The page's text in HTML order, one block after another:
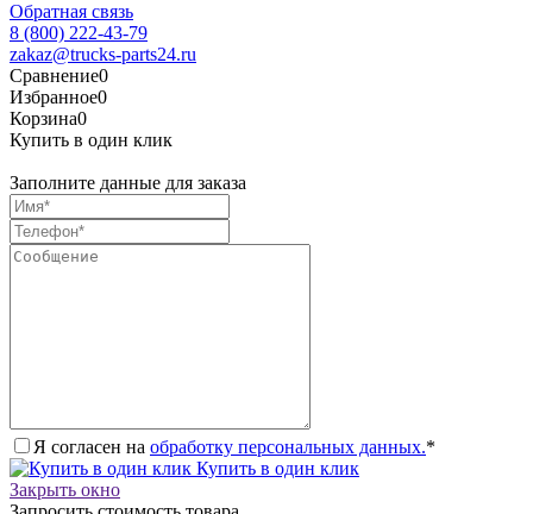
Обратная связь
8 (800) 222-43-79
zakaz@trucks-parts24.ru
Сравнение0
Избранное0
Корзина0
Купить в один клик
Заполните данные для заказа
Я согласен на обработку персональных данных.*
Купить в один клик
Закрыть окно